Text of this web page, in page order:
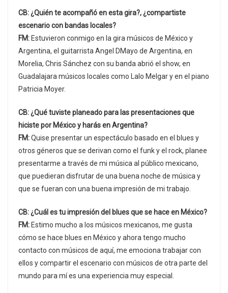
CB: ¿Quién te acompañó en esta gira?, ¿compartiste
escenario con bandas locales?
FM: Estuvieron conmigo en la gira músicos de México y
Argentina, el guitarrista Angel DMayo de Argentina, en
Morelia, Chris Sánchez con su banda abrió el show, en
Guadalajara músicos locales como Lalo Melgar y en el piano
Patricia Moyer.
CB: ¿Qué tuviste planeado para las presentaciones que
hiciste por México y harás en Argentina?
FM:Quise presentar un espectáculo basado en el blues y
otros géneros que se derivan como el funk y el rock, planee
presentarme a través de mi música al público mexicano,
que puedieran disfrutar de una buena noche de música y
que se fueran con una buena impresión de mi trabajo.
CB: ¿Cuál es tu impresión del blues que se hace en México?
FM: Estimo mucho a los músicos mexicanos, me gusta
cómo se hace blues en México y ahora tengo mucho
contacto con músicos de aquí, me emociona trabajar con
ellos y compartir el escenario con músicos de otra parte del
mundo para mí es una experiencia muy especial.